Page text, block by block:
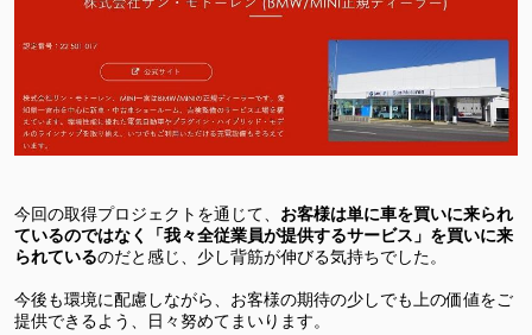
今回の取得プロジェクトを通じて、 お客様は単に車を買いに来られ
ているのではなく「我々全従業員が提供するサービス」を買いに来
られているのだと感じ、少し背筋が伸びる気持ちでした。
今後も環境に配慮しながら、お客様の期待の少しでも上の価値をご
提供できるよう、日々努めてまいります。